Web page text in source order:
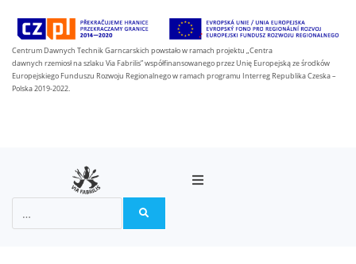
Centrum Dawnych Technik Garncarskich powstało w ramach projektu „Centra
dawnych rzemiosł na szlaku Via Fabrilis” współfinansowanego przez Unię Europejską ze środków
Europejskiego Funduszu Rozwoju Regionalnego w ramach programu Interreg Republika Czeska –
Polska 2019-2022.